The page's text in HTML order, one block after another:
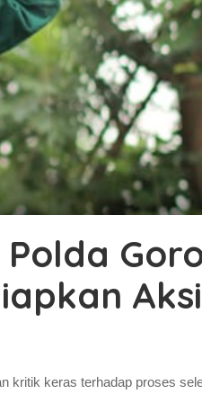
kritik keras terhadap proses